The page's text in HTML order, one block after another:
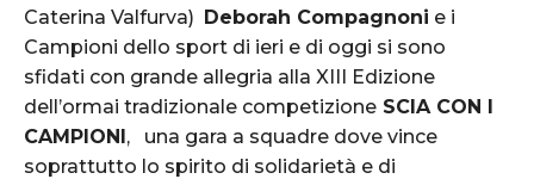
Caterina Valfurva) Deborah Compagnoni e i
Campioni dello sport di ieri e di oggi si sono
sfidati con grande allegria alla XIII Edizione
dell’ormai tradizionale competizione SCIA CON I
CAMPIONI, una gara a squadre dove vince
soprattutto lo spirito di solidarietà e di